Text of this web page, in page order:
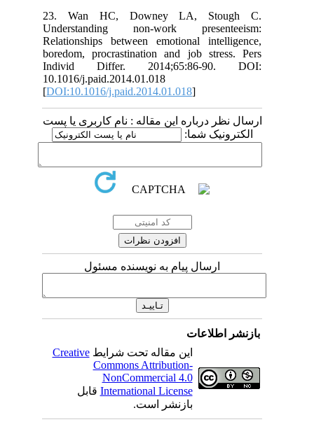
23. Wan HC, Downey LA,
Understanding non-work
Relationships between emotional
boredom, procrastination and job
Individ Differ. 2014;65:86-
10.1016/j.paid.2014.01.018
[DOI:10.1016/j.paid.2014.01.018
درباره این مقاله : نام کاربری یا پست
ارسال پیام به نویسنده مسئول
این مقاله تحت شرایطCreative
Commons Attribution-
NonCommercial 4.0
International Licenseقابل